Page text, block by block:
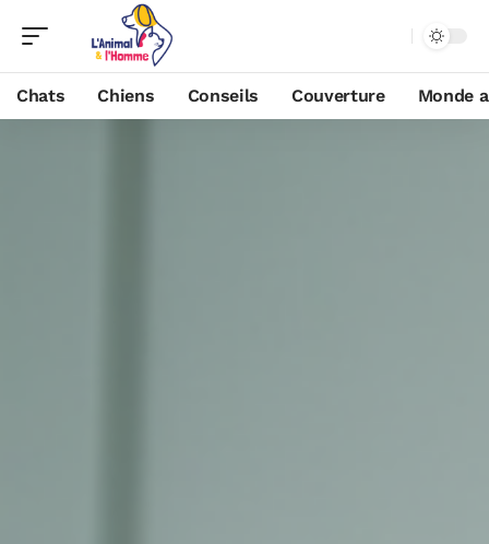
Chats Chiens Conseils Couverture Monde